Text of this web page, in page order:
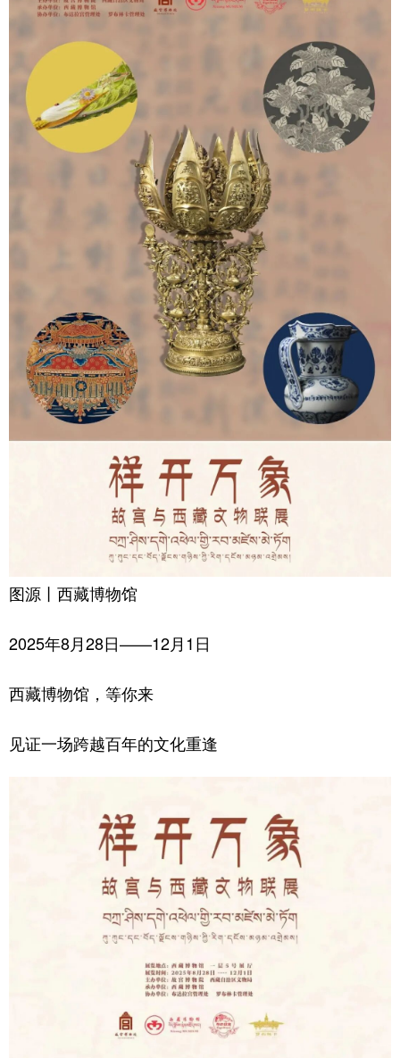
图源丨西藏博物馆
2025年8月28日——12月1日
西藏博物馆，等你来
见证一场跨越百年的文化重逢